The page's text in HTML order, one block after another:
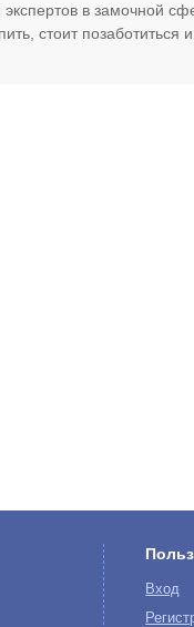
в замочной
стоит позаботиться
Вход